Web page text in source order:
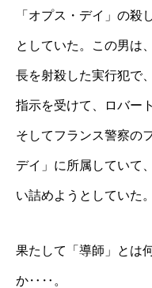
「オプス・デイ」の殺
としていた。この男は
長を射殺した実行犯で
指示を受けて、ロバー
そしてフランス警察の
デイ」に所属していて
い詰めようとしていた。
果たして「導師」とは
か‥‥。